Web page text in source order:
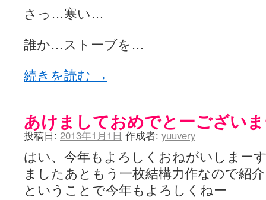
さっ…寒い…
誰か…ストーブを…
続きを読む →
あけましておめでとーござい
投稿日: 2013年1月1日 作成者: yuuvery
はい、今年もよろしくおねがいしまー
ましたあともう一枚結構力作なので紹
ということで今年もよろしくねー